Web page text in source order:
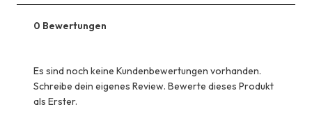
59,99 €
0 Bewertungen
Es sind noch keine Kundenbewertungen vorhanden.
Schreibe dein eigenes Review. Bewerte dieses Produkt
als Erster.